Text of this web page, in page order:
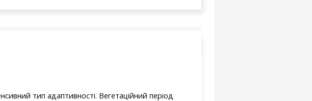
тип адаптивності. Вегетаційний період